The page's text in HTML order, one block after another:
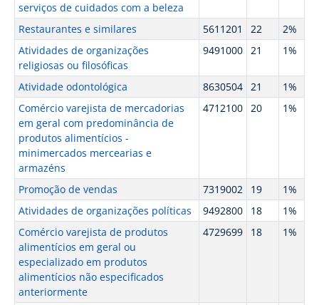
serviços de cuidados com a beleza
Restaurantes e similares 5611201 22
2%
Atividades de organizações
religiosas ou filosóficas
9491000 21 1%
Atividade odontológica 8630504 21
1%
Comércio varejista de mercadorias
em geral com predominância de
produtos alimentícios -
minimercados mercearias e
armazéns
4712100 20 1%
Promoção de vendas 7319002 19
1%
Atividades de organizações políticas
9492800 18
1%
Comércio varejista de produtos
alimentícios em geral ou
especializado em produtos
alimentícios não especificados
anteriormente
4729699 18 1%